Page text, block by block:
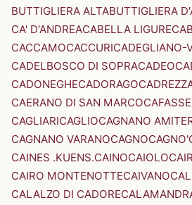
BUTTIGLIERA ALTABUTTIGLIERA
CA' D'ANDREACABELLA LIGURE
CACCAMOCACCURICADEGLIANO-
CADELBOSCO DI SOPRACADEO
CADONEGHECADORAGO
CAERANO DI SAN MARCOCAFASSE
CAGLIARICAGLIOCAGNANO
CAGNANO VARANOCAGNOCAGNO'
CAINES .KUENS.CAINOCAIOLO
CAIRO MONTENOTTECAIVANO
CALALZO DI CADORE